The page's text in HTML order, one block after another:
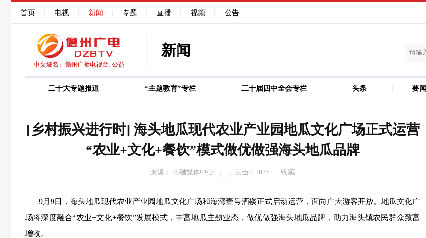
首页 电视 新闻 专题 直播 视频 公告
新闻
二十大专题报道 “主题教育”专栏 二十届四中全会专栏 头条 要闻
[乡村振兴进行时] 海头地瓜现代农业产业园地瓜文化广场正式运营
“农业+文化+餐饮”模式做优做强海头地瓜品牌
来源： 市融媒体中心 点击： 1023 收藏
9月9日，海头地瓜现代农业产业园地瓜文化广场和海湾壹号酒楼正式启动运营，面向广大游客开放。地瓜文化广
场将深度融合“农业+文化+餐饮”发展模式，丰富地瓜主题业态，做优做强海头地瓜品牌，助力海头镇农民群众致富
增收。